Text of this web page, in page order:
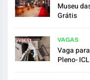
Museu
Grátis
VAGAS
Vaga
Pleno- ICL